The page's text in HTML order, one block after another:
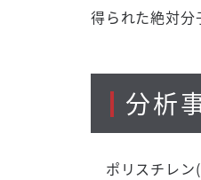
得られた絶対分
分析
ポリスチレン